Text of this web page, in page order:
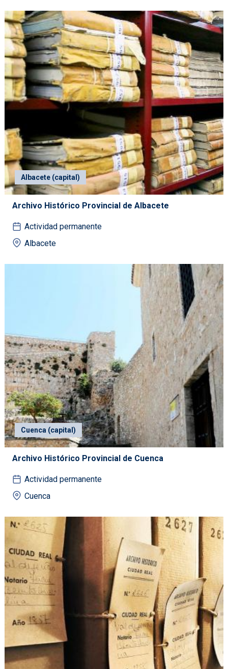
Albacete (capital)
Archivo Histórico Provincial de Albacete
Actividad permanente
Albacete
Cuenca (capital)
Archivo Histórico Provincial de Cuenca
Actividad permanente
Cuenca